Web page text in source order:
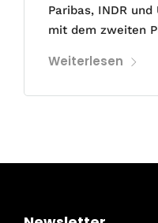
Paribas, INDR
mit dem zweiten
Weiterlesen